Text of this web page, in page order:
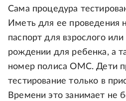
Сама процедура
Иметь для ее проведения
паспорт для взрослого
рождении для ребенка, а
номер полиса ОМС. Дети
тестирование только в
Времени это занимает не